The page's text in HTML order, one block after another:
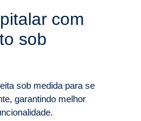
com
sob
sob medida para se
garantindo melhor